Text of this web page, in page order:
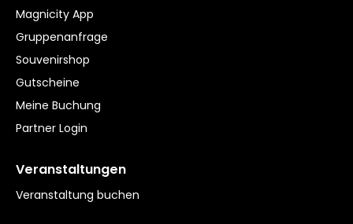
Magnicity App
Gruppenanfrage
Souvenirshop
Gutscheine
Meine Buchung
Partner Login
Veranstaltungen
Veranstaltung buchen